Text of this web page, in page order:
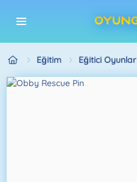
Eğitim Eğitici Oyunlar